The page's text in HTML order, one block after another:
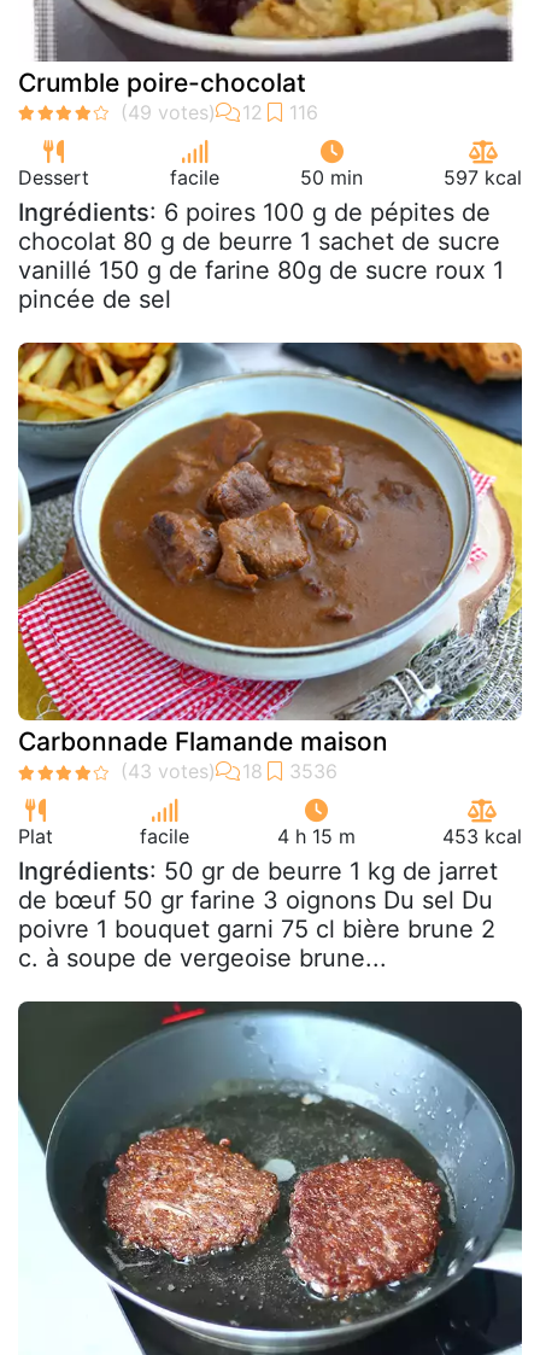
Crumble poire-chocolat
Dessert facile 50 min 597 kcal
Ingrédients: 6 poires 100 g de pépites de
chocolat 80 g de beurre 1 sachet de sucre
vanillé 150 g de farine 80g de sucre roux 1
pincée de sel
Carbonnade Flamande maison
Plat facile 4 h 15 m 453 kcal
Ingrédients: 50 gr de beurre 1 kg de jarret
de bœuf 50 gr farine 3 oignons Du sel Du
poivre 1 bouquet garni 75 cl bière brune 2
c. à soupe de vergeoise brune...